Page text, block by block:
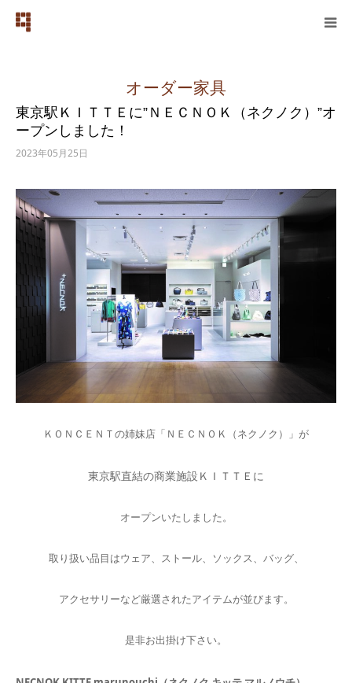
オーダー家具
東京駅ＫＩＴＴＥに”ＮＥＣＮＯＫ（ネクノク）”オ
ープンしました！
2023年05月25日
ＫＯＮＣＥＮＴの姉妹店「ＮＥＣＮＯＫ（ネクノク）」が
東京駅直結の商業施設ＫＩＴＴＥに
オープンいたしました。
取り扱い品目はウェア、ストール、ソックス、バッグ、
アクセサリーなど厳選されたアイテムが並びます。
是非お出掛け下さい。
works
news
about us
contact